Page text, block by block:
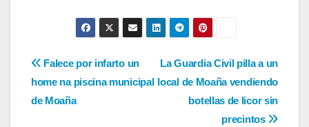
Navegación
de
La Guardia Civil pilla a un
local de Moaña vendiendo
botellas de licor sin
precintos
Falece por infarto un
home na piscina municipal
de Moaña